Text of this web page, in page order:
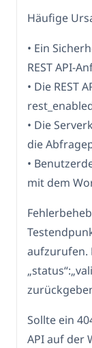
Häufige
• Ein
REST API-
• Die REST
• Die
die
•
mit dem
aufzurufen.
Sollte ein
API auf der